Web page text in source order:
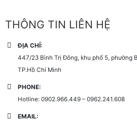
THÔNG TIN LIÊN HỆ
ĐỊA CHỈ:
447/23 Bình Trị Đông, khu phố 5, phường
TP.Hồ Chí Minh
PHONE:
Hotline: 0902.966.449 – 0962.241.608
EMAIL: